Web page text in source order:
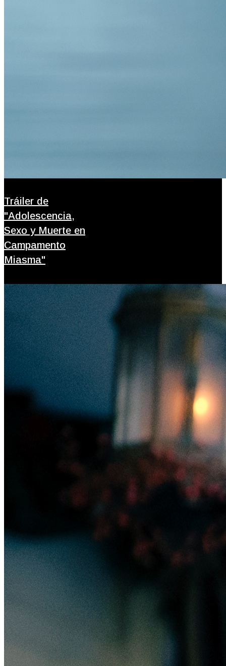
Tráiler de
"Adolescencia,
Sexo y Muerte en
Campamento
Miasma"